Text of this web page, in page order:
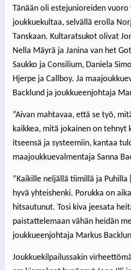
Tänään oli estejunioreiden vuoro
joukkuekultaa, selvällä erolla
Tanskaan. Kultaratsukot olivat
Nella Mäyrä ja Janina van het
Saukko ja Consilium, Daniela
Hjerpe ja Callboy. Ja
Backlund ja joukkueenjohtaja
”Aivan mahtavaa, että se työ,
kaikkea, mitä jokainen on tehnyt
itseensä ja systeemiin, kantaa
maajoukkuevalmentaja Sanna
”Kaikille neljällä tiimillä ja
hyvä yhteishenki. Porukka on
hitsautunut. Tosi kiva jeesata
paistattelemaan vähän heidän
joukkueenjohtaja Markus
Joukkuekilpailussakin